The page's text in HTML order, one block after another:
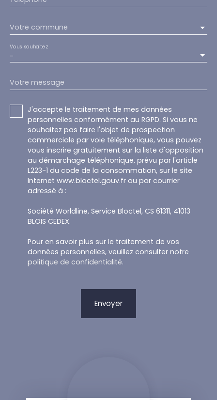
Votre commune
-
Vous souhaitez
Votre message
J'accepte le traitement de mes données
personnelles conformément au RGPD. Si vous ne
souhaitez pas faire l'objet de prospection
commerciale par voie téléphonique, vous pouvez
vous inscrire gratuitement sur la liste d'opposition
au démarchage téléphonique, prévu par l'article
L223-1 du code de la consommation, sur le site
Internet www.bloctel.gouv.fr ou par courrier
adressé à :
Société Worldline, Service Bloctel, CS 61311, 41013
BLOIS CEDEX.
Pour en savoir plus sur le traitement de vos
données personnelles, veuillez consulter notre
politique de confidentialité.
Envoyer